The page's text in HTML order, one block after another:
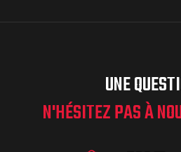
UNE
N'HÉSITEZ PAS À